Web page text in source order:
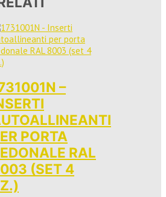
–
PORTA
RAL
(SET 4